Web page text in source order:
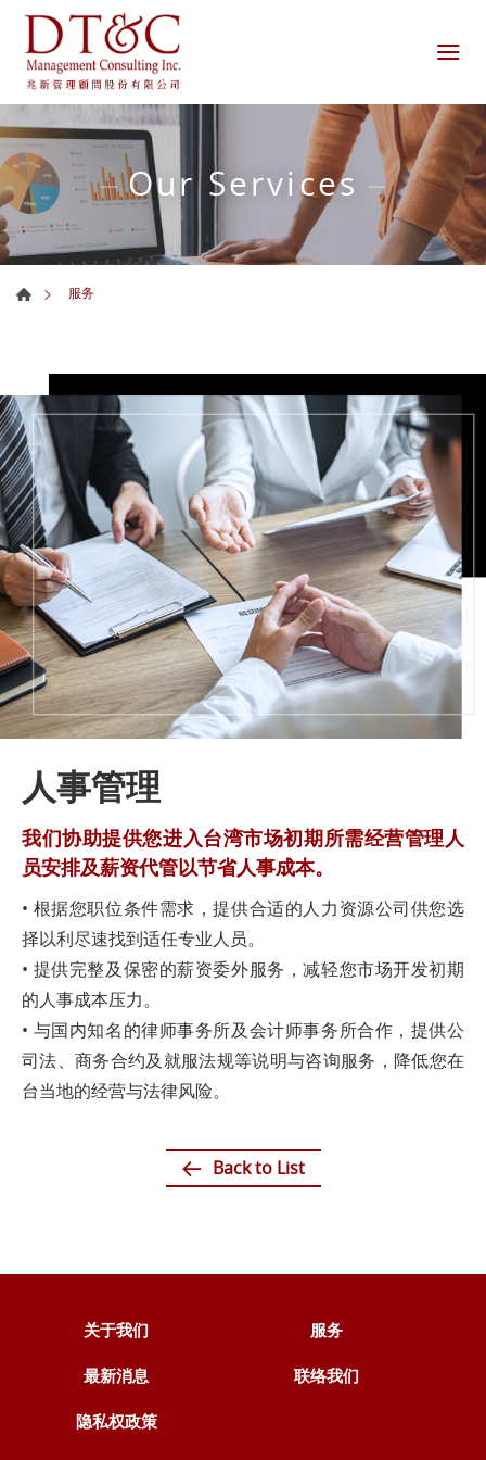
Our Services
服务
人事管理
我们协助提供您进入台湾市场初期所需经营管理人
员安排及薪资代管以节省人事成本。
• 根据您职位条件需求，提供合适的人力资源公司供您选
择以利尽速找到适任专业人员。
• 提供完整及保密的薪资委外服务，减轻您市场开发初期
的人事成本压力。
• 与国内知名的律师事务所及会计师事务所合作，提供公
司法、商务合约及就服法规等说明与咨询服务，降低您在
台当地的经营与法律风险。
Back to List
关于我们 服务
最新消息 联络我们
隐私权政策